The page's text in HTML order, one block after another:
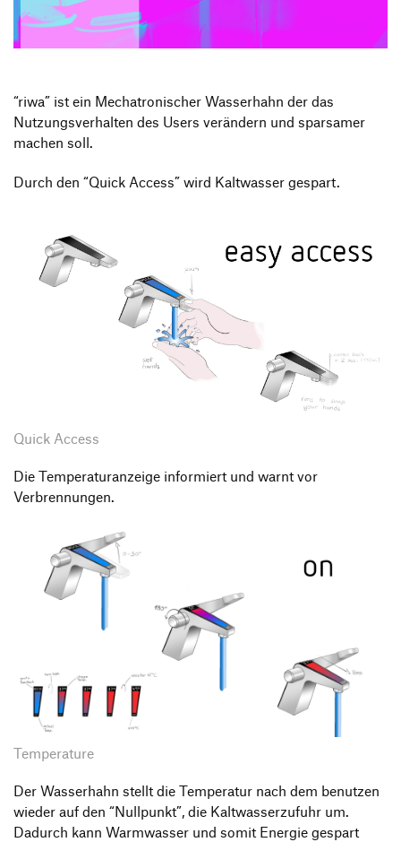
Transfer und Kooperation
Produktgestaltung B.A.
Strategische Gestaltung M.A.
“riwa” ist ein Mechatronischer Wasserhahn der das
Nutzungsverhalten des Users verändern und sparsamer
machen soll.
Durch den “Quick Access” wird Kaltwasser gespart.
Quick Access
Die Temperaturanzeige informiert und warnt vor
Verbrennungen.
Temperature
Der Wasserhahn stellt die Temperatur nach dem benutzen
wieder auf den “Nullpunkt”, die Kaltwasserzufuhr um.
Dadurch kann Warmwasser und somit Energie gespart